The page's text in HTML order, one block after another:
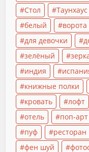
Стол
Таунхаус
белый
ворота
для девочки
зелёный
индия
книжные полки
кровать
лофт
отель
поп-арт
пуф
ресторан
фен шуй